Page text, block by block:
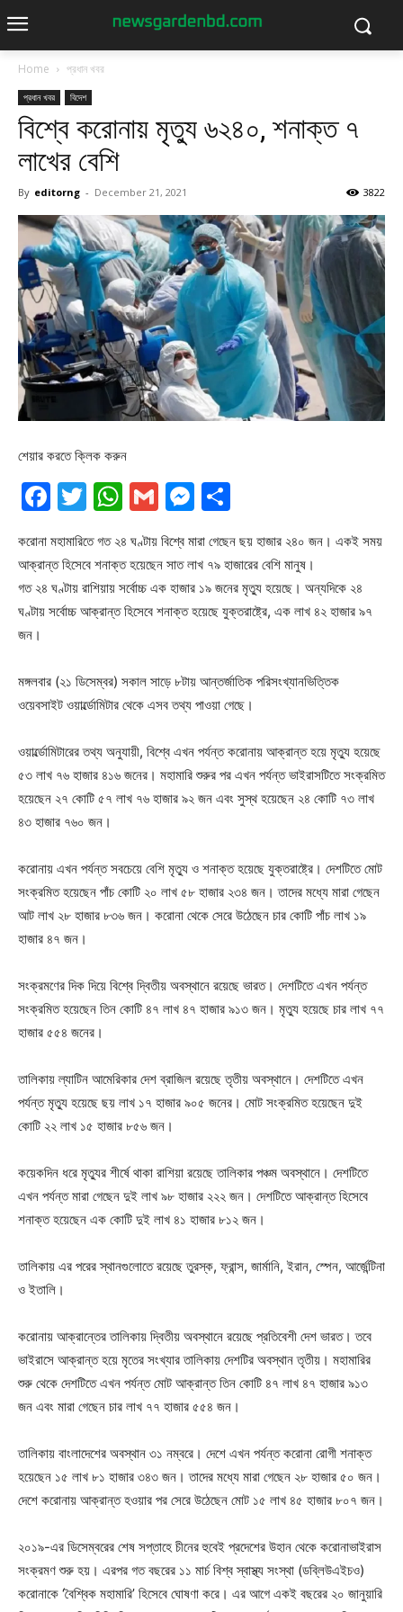
Home প্রধান খবর
প্রধান খবর বিদেশ
বিশ্বে করোনায় মৃত্যু ৬২৪০, শনাক্ত ৭
লাখের বেশি
By editorng - December 21, 2021 3822
শেয়ার করতে ক্লিক করুন
Facebook
Twitter
WhatsApp
GmailMessenger
করোনা মহামারিতে গত ২৪ ঘণ্টায় বিশ্বে মারা গেছেন ছয় হাজার ২৪০ জন। একই সময়
আক্রান্ত হিসেবে শনাক্ত হয়েছেন সাত লাখ ৭৯ হাজারের বেশি মানুষ।
গত ২৪ ঘণ্টায় রাশিয়ায় সর্বোচ্চ এক হাজার ১৯ জনের মৃত্যু হয়েছে। অন্যদিকে ২৪
ঘণ্টায় সর্বোচ্চ আক্রান্ত হিসেবে শনাক্ত হয়েছে যুক্তরাষ্ট্রে, এক লাখ ৪২ হাজার ৯৭
জন।
মঙ্গলবার (২১ ডিসেম্বর) সকাল সাড়ে ৮টায় আন্তর্জাতিক পরিসংখ্যানভিত্তিক
ওয়েবসাইট ওয়ার্ল্ডোমিটার থেকে এসব তথ্য পাওয়া গেছে।
ওয়ার্ল্ডোমিটারের তথ্য অনুযায়ী, বিশ্বে এখন পর্যন্ত করোনায় আক্রান্ত হয়ে মৃত্যু হয়েছে
৫৩ লাখ ৭৬ হাজার ৪১৬ জনের। মহামারি শুরুর পর এখন পর্যন্ত ভাইরাসটিতে সংক্রমিত
হয়েছেন ২৭ কোটি ৫৭ লাখ ৭৬ হাজার ৯২ জন এবং সুস্থ হয়েছেন ২৪ কোটি ৭৩ লাখ
৪৩ হাজার ৭৬০ জন।
করোনায় এখন পর্যন্ত সবচেয়ে বেশি মৃত্যু ও শনাক্ত হয়েছে যুক্তরাষ্ট্রে। দেশটিতে মোট
সংক্রমিত হয়েছেন পাঁচ কোটি ২০ লাখ ৫৮ হাজার ২৩৪ জন। তাদের মধ্যে মারা গেছেন
আট লাখ ২৮ হাজার ৮৩৬ জন। করোনা থেকে সেরে উঠেছেন চার কোটি পাঁচ লাখ ১৯
হাজার ৪৭ জন।
সংক্রমণের দিক দিয়ে বিশ্বে দ্বিতীয় অবস্থানে রয়েছে ভারত। দেশটিতে এখন পর্যন্ত
সংক্রমিত হয়েছেন তিন কোটি ৪৭ লাখ ৪৭ হাজার ৯১৩ জন। মৃত্যু হয়েছে চার লাখ ৭৭
হাজার ৫৫৪ জনের।
তালিকায় ল্যাটিন আমেরিকার দেশ ব্রাজিল রয়েছে তৃতীয় অবস্থানে। দেশটিতে এখন
পর্যন্ত মৃত্যু হয়েছে ছয় লাখ ১৭ হাজার ৯০৫ জনের। মোট সংক্রমিত হয়েছেন দুই
কোটি ২২ লাখ ১৫ হাজার ৮৫৬ জন।
কয়েকদিন ধরে মৃত্যুর শীর্ষে থাকা রাশিয়া রয়েছে তালিকার পঞ্চম অবস্থানে। দেশটিতে
এখন পর্যন্ত মারা গেছেন দুই লাখ ৯৮ হাজার ২২২ জন। দেশটিতে আক্রান্ত হিসেবে
শনাক্ত হয়েছেন এক কোটি দুই লাখ ৪১ হাজার ৮১২ জন।
তালিকায় এর পরের স্থানগুলোতে রয়েছে তুরস্ক, ফ্রান্স, জার্মানি, ইরান, স্পেন, আর্জেন্টিনা
ও ইতালি।
করোনায় আক্রান্তের তালিকায় দ্বিতীয় অবস্থানে রয়েছে প্রতিবেশী দেশ ভারত। তবে
ভাইরাসে আক্রান্ত হয়ে মৃতের সংখ্যার তালিকায় দেশটির অবস্থান তৃতীয়। মহামারির
শুরু থেকে দেশটিতে এখন পর্যন্ত মোট আক্রান্ত তিন কোটি ৪৭ লাখ ৪৭ হাজার ৯১৩
জন এবং মারা গেছেন চার লাখ ৭৭ হাজার ৫৫৪ জন।
তালিকায় বাংলাদেশের অবস্থান ৩১ নম্বরে। দেশে এখন পর্যন্ত করোনা রোগী শনাক্ত
হয়েছেন ১৫ লাখ ৮১ হাজার ৩৪৩ জন। তাদের মধ্যে মারা গেছেন ২৮ হাজার ৫০ জন।
দেশে করোনায় আক্রান্ত হওয়ার পর সেরে উঠেছেন মোট ১৫ লাখ ৪৫ হাজার ৮০৭ জন।
২০১৯-এর ডিসেম্বরের শেষ সপ্তাহে চীনের হুবেই প্রদেশের উহান থেকে করোনাভাইরাস
সংক্রমণ শুরু হয়। এরপর গত বছরের ১১ মার্চ বিশ্ব স্বাস্থ্য সংস্থা (ডব্লিউএইচও)
করোনাকে ‘বৈশ্বিক মহামারি’ হিসেবে ঘোষণা করে। এর আগে একই বছরের ২০ জানুয়ারি